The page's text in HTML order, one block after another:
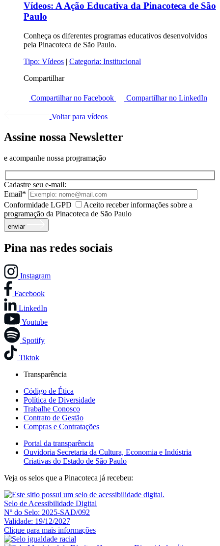
Vídeos: A Ação Educativa da Pinacoteca de São
Paulo
Conheça os diferentes programas educativos desenvolvidos
pela Pinacoteca de São Paulo.
Tipo: Vídeos | Categoria: Institucional
Compartilhar
Compartilhar no Facebook Compartilhar no LinkedIn
Voltar para vídeos
Assine nossa Newsletter
e acompanhe nossa programação
Cadastre seu e-mail:
Email*
Conformidade LGPD
Aceito receber informações sobre a
programação da Pinacoteca de São Paulo
enviar
Pina nas redes sociais
Instagram
Facebook
LinkedIn
Youtube
Spotify
Tiktok
Transparência
Código de Ética
Política de Diversidade
Trabalhe Conosco
Contrato de Gestão
Compras e Contratações
Portal da transparência
Ouvidoria Secretaria da Cultura, Economia e Indústria
Criativas do Estado de São Paulo
Veja os selos que a Pinacoteca já recebeu:
Selo de Acessibilidade Digital
Nº do Selo: 2025-SAD/092
Validade: 19/12/2027
Clique para mais informações